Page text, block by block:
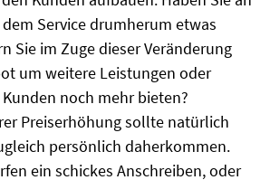
Service drumherum etwas
Sie im Zuge dieser Veränderung
um weitere Leistungen oder
noch mehr bieten?
Preiserhöhung sollte natürlich
persönlich daherkommen.
ein schickes Anschreiben, oder